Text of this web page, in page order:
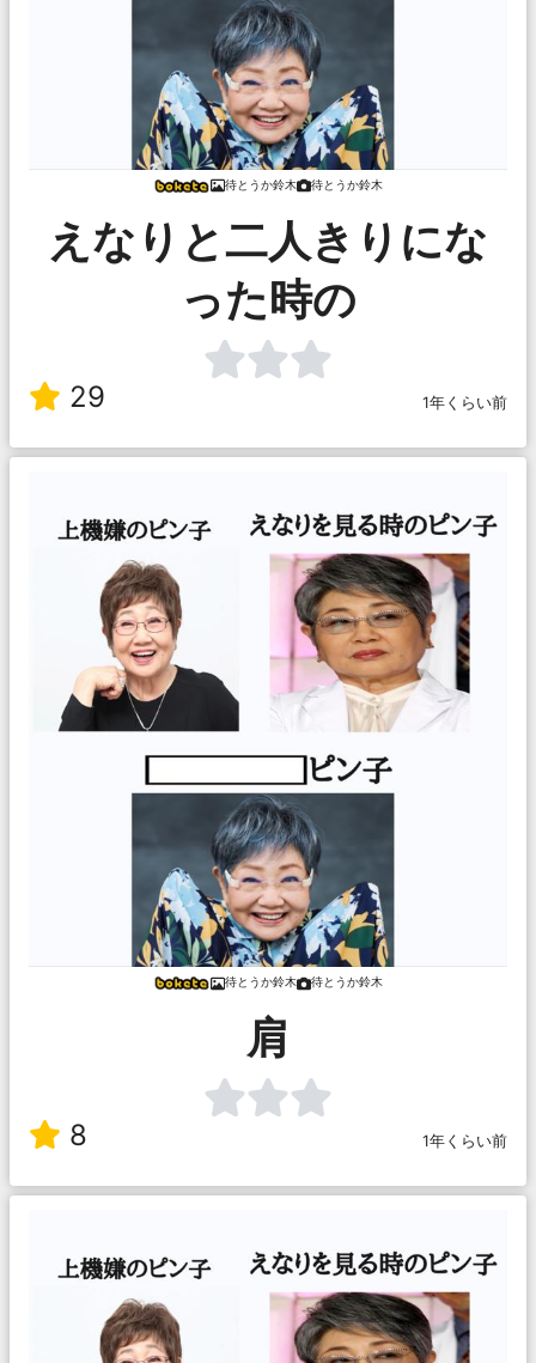
待とうか鈴木 待とうか鈴木
えなりと二人きりにな
った時の
29 1年くらい前
待とうか鈴木 待とうか鈴木
肩
8 1年くらい前